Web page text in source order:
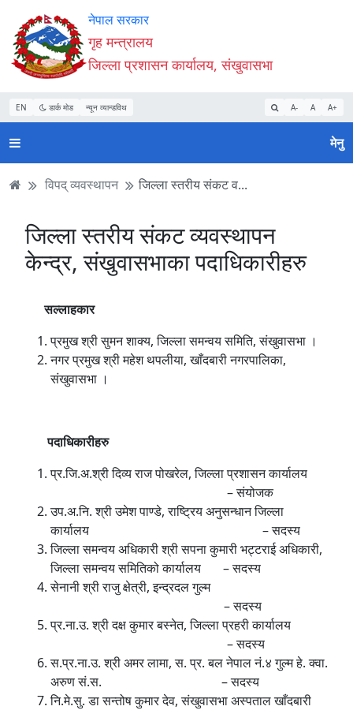
Accessibility
Mode
सुरु
गर्नुहोस्
सामाग्री
पढ्नुहाेस्
नेभिगेसन
पढ्नुहाेस्
वेबसाइट
खोजमा
जानुहोस्
नेपाल सरकार
गृह मन्त्रालय
जिल्ला प्रशासन कार्यालय, संखुवासभा
EN डार्क मोड न्यून व्यान्डविथ A- A A+
मेनु
विपद् व्यवस्थापन जिल्ला स्तरीय संकट व...
जिल्ला स्तरीय संकट व्यवस्थापन
केन्द्र, संखुवासभाका पदाधिकारीहरु
सल्लाहकार
प्रमुख श्री सुमन शाक्य, जिल्ला समन्वय समिति, संखुवासभा ।
नगर प्रमुख श्री महेश थपलीया, खाँदबारी नगरपालिका,
संखुवासभा ।
पदाधिकारीहरु
प्र.जि.अ.श्री दिव्य राज पोखरेल, जिल्ला प्रशासन कार्यालय
– संयोजक
उप.अ.नि. श्री उमेश पाण्डे, राष्ट्रिय अनुसन्धान जिल्ला
कार्यालय – सदस्य
जिल्ला समन्वय अधिकारी श्री सपना कुमारी भट्टराई अधिकारी,
जिल्ला समन्वय समितिको कार्यालय – सदस्य
सेनानी श्री राजु क्षेत्री, इन्द्रदल गुल्म
– सदस्य
प्र.ना.उ. श्री दक्ष कुमार बस्नेत, जिल्ला प्रहरी कार्यालय
– सदस्य
स.प्र.ना.उ. श्री अमर लामा, स. प्र. बल नेपाल नं.४ गुल्म हे. क्वा.
अरुण सं.स. – सदस्य
नि.मे.सु. डा सन्तोष कुमार देव, संखुवासभा अस्पताल खाँदबारी